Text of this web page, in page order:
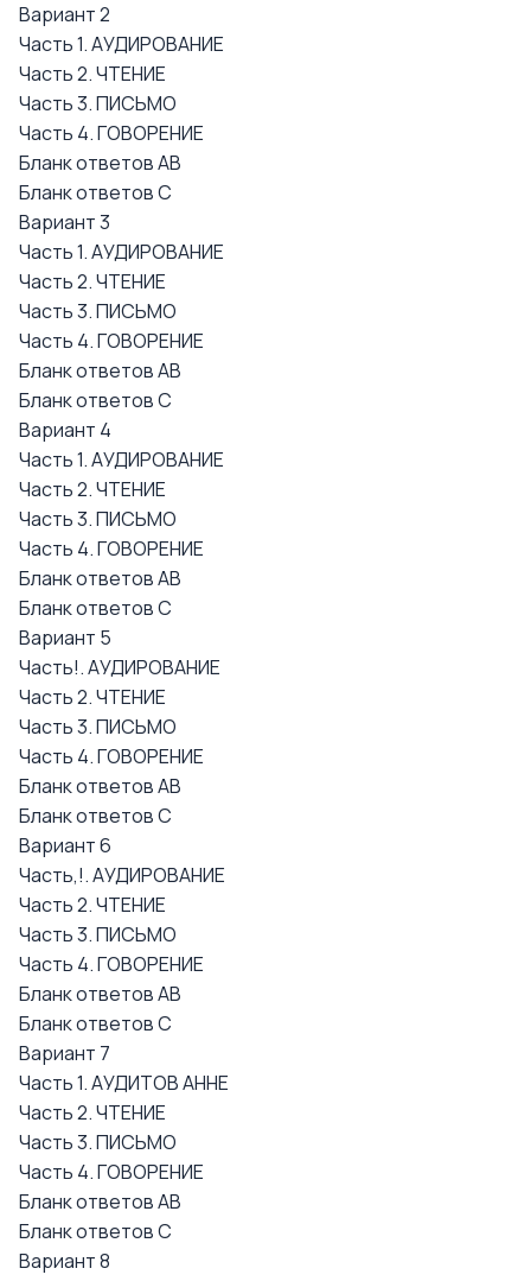
Вариант 2
Часть 1. АУДИРОВАНИЕ
Часть 2. ЧТЕНИЕ
Часть 3. ПИСЬМО
Часть 4. ГОВОРЕНИЕ
Бланк ответов АВ
Бланк ответов С
Вариант 3
Часть 1. АУДИРОВАНИЕ
Часть 2. ЧТЕНИЕ
Часть 3. ПИСЬМО
Часть 4. ГОВОРЕНИЕ
Бланк ответов АВ
Бланк ответов С
Вариант 4
Часть 1. АУДИРОВАНИЕ
Часть 2. ЧТЕНИЕ
Часть 3. ПИСЬМО
Часть 4. ГОВОРЕНИЕ
Бланк ответов АВ
Бланк ответов С
Вариант 5
Часть!. АУДИРОВАНИЕ
Часть 2. ЧТЕНИЕ
Часть 3. ПИСЬМО
Часть 4. ГОВОРЕНИЕ
Бланк ответов АВ
Бланк ответов С
Вариант 6
Часть,!. АУДИРОВАНИЕ
Часть 2. ЧТЕНИЕ
Часть 3. ПИСЬМО
Часть 4. ГОВОРЕНИЕ
Бланк ответов АВ
Бланк ответов С
Вариант 7
Часть 1. АУДИТОВ АННЕ
Часть 2. ЧТЕНИЕ
Часть 3. ПИСЬМО
Часть 4. ГОВОРЕНИЕ
Бланк ответов АВ
Бланк ответов С
Вариант 8